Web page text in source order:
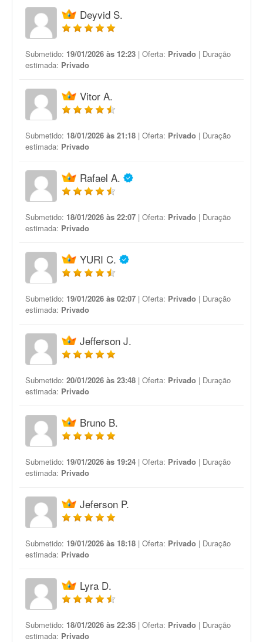
Deyvid S.
Submetido: 19/01/2026 às 12:23 | Oferta: Privado | Duração
estimada: Privado
Vitor A.
Submetido: 18/01/2026 às 21:18 | Oferta: Privado | Duração
estimada: Privado
Rafael A.
Submetido: 18/01/2026 às 22:07 | Oferta: Privado | Duração
estimada: Privado
YURI C.
Submetido: 19/01/2026 às 02:07 | Oferta: Privado | Duração
estimada: Privado
Jefferson J.
Submetido: 20/01/2026 às 23:48 | Oferta: Privado | Duração
estimada: Privado
Bruno B.
Submetido: 19/01/2026 às 19:24 | Oferta: Privado | Duração
estimada: Privado
Jeferson P.
Submetido: 19/01/2026 às 18:18 | Oferta: Privado | Duração
estimada: Privado
Lyra D.
Submetido: 18/01/2026 às 22:35 | Oferta: Privado | Duração
estimada: Privado